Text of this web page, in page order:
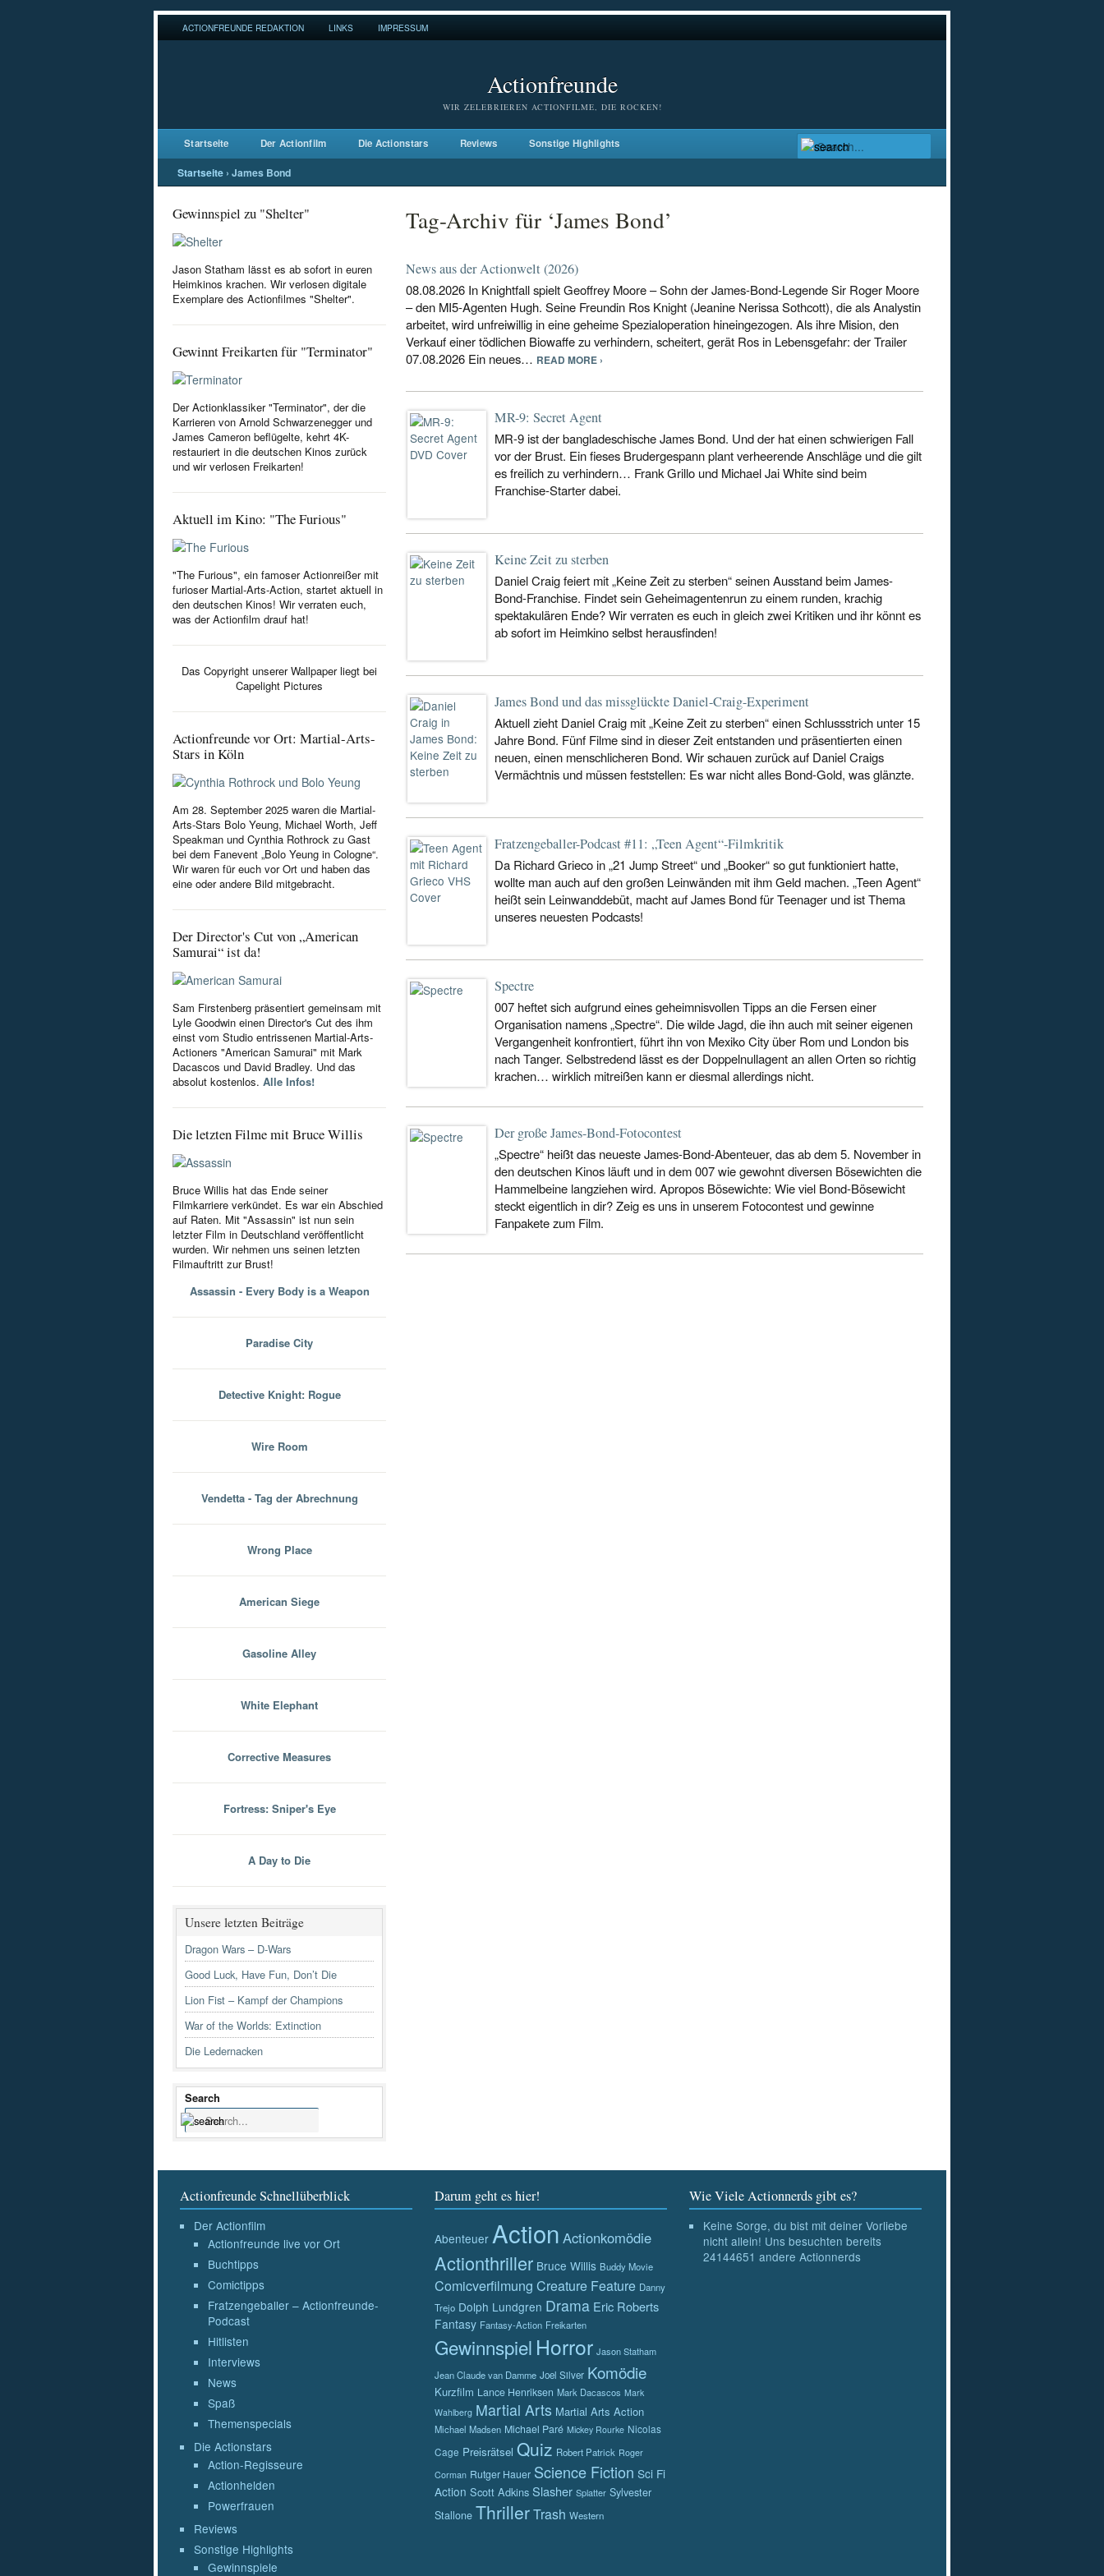
ACTIONFREUNDE REDAKTION LINKS IMPRESSUM
Actionfreunde
WIR ZELEBRIEREN ACTIONFILME, DIE ROCKEN!
Startseite Der Actionfilm Die Actionstars Reviews Sonstige Highlights
Startseite › James Bond
Gewinnspiel zu "Shelter"
Jason Statham lässt es ab sofort in euren
Heimkinos krachen. Wir verlosen digitale
Exemplare des Actionfilmes "Shelter".
Gewinnt Freikarten für "Terminator"
Der Actionklassiker "Terminator", der die
Karrieren von Arnold Schwarzenegger und
James Cameron beflügelte, kehrt 4K-
restauriert in die deutschen Kinos zurück
und wir verlosen Freikarten!
Aktuell im Kino: "The Furious"
"The Furious", ein famoser Actionreißer mit
furioser Martial-Arts-Action, startet aktuell in
den deutschen Kinos! Wir verraten euch,
was der Actionfilm drauf hat!
Das Copyright unserer Wallpaper liegt bei
Capelight Pictures
Actionfreunde vor Ort: Martial-Arts-
Stars in Köln
Am 28. September 2025 waren die Martial-
Arts-Stars Bolo Yeung, Michael Worth, Jeff
Speakman und Cynthia Rothrock zu Gast
bei dem Fanevent „Bolo Yeung in Cologne“.
Wir waren für euch vor Ort und haben das
eine oder andere Bild mitgebracht.
Der Director's Cut von „American
Samurai“ ist da!
Sam Firstenberg präsentiert gemeinsam mit
Lyle Goodwin einen Director's Cut des ihm
einst vom Studio entrissenen Martial-Arts-
Actioners "American Samurai" mit Mark
Dacascos und David Bradley. Und das
absolut kostenlos. Alle Infos!
Die letzten Filme mit Bruce Willis
Bruce Willis hat das Ende seiner
Filmkarriere verkündet. Es war ein Abschied
auf Raten. Mit "Assassin" ist nun sein
letzter Film in Deutschland veröffentlicht
wurden. Wir nehmen uns seinen letzten
Filmauftritt zur Brust!
Assassin - Every Body is a Weapon
Paradise City
Detective Knight: Rogue
Wire Room
Vendetta - Tag der Abrechnung
Wrong Place
American Siege
Gasoline Alley
White Elephant
Corrective Measures
Fortress: Sniper's Eye
A Day to Die
Unsere letzten Beiträge
Dragon Wars – D-Wars
Good Luck, Have Fun, Don’t Die
Lion Fist – Kampf der Champions
War of the Worlds: Extinction
Die Ledernacken
Search
Tag-Archiv für ‘James Bond’
News aus der Actionwelt (2026)
08.08.2026 In Knightfall spielt Geoffrey Moore – Sohn der James-Bond-Legende Sir Roger Moore
– den MI5-Agenten Hugh. Seine Freundin Ros Knight (Jeanine Nerissa Sothcott), die als Analystin
arbeitet, wird unfreiwillig in eine geheime Spezialoperation hineingezogen. Als ihre Mision, den
Verkauf einer tödlichen Biowaffe zu verhindern, scheitert, gerät Ros in Lebensgefahr: der Trailer
07.08.2026 Ein neues… READ MORE ›
MR-9: Secret Agent
MR-9 ist der bangladeschische James Bond. Und der hat einen schwierigen Fall
vor der Brust. Ein fieses Brudergespann plant verheerende Anschläge und die gilt
es freilich zu verhindern… Frank Grillo und Michael Jai White sind beim
Franchise-Starter dabei.
Keine Zeit zu sterben
Daniel Craig feiert mit „Keine Zeit zu sterben“ seinen Ausstand beim James-
Bond-Franchise. Findet sein Geheimagentenrun zu einem runden, krachig
spektakulären Ende? Wir verraten es euch in gleich zwei Kritiken und ihr könnt es
ab sofort im Heimkino selbst herausfinden!
James Bond und das missglückte Daniel-Craig-Experiment
Aktuell zieht Daniel Craig mit „Keine Zeit zu sterben“ einen Schlussstrich unter 15
Jahre Bond. Fünf Filme sind in dieser Zeit entstanden und präsentierten einen
neuen, einen menschlicheren Bond. Wir schauen zurück auf Daniel Craigs
Vermächtnis und müssen feststellen: Es war nicht alles Bond-Gold, was glänzte.
Fratzengeballer-Podcast #11: „Teen Agent“-Filmkritik
Da Richard Grieco in „21 Jump Street“ und „Booker“ so gut funktioniert hatte,
wollte man auch auf den großen Leinwänden mit ihm Geld machen. „Teen Agent“
heißt sein Leinwanddebüt, macht auf James Bond für Teenager und ist Thema
unseres neuesten Podcasts!
Spectre
007 heftet sich aufgrund eines geheimnisvollen Tipps an die Fersen einer
Organisation namens „Spectre“. Die wilde Jagd, die ihn auch mit seiner eigenen
Vergangenheit konfrontiert, führt ihn von Mexiko City über Rom und London bis
nach Tanger. Selbstredend lässt es der Doppelnullagent an allen Orten so richtig
krachen… wirklich mitreißen kann er diesmal allerdings nicht.
Der große James-Bond-Fotocontest
„Spectre“ heißt das neueste James-Bond-Abenteuer, das ab dem 5. November in
den deutschen Kinos läuft und in dem 007 wie gewohnt diversen Bösewichten die
Hammelbeine langziehen wird. Apropos Bösewichte: Wie viel Bond-Bösewicht
steckt eigentlich in dir? Zeig es uns in unserem Fotocontest und gewinne
Fanpakete zum Film.
Actionfreunde Schnellüberblick
Der Actionfilm
Actionfreunde live vor Ort
Buchtipps
Comictipps
Fratzengeballer – Actionfreunde-
Podcast
Hitlisten
Interviews
News
Spaß
Themenspecials
Die Actionstars
Action-Regisseure
Actionhelden
Powerfrauen
Reviews
Sonstige Highlights
Gewinnspiele
Darum geht es hier!
Abenteuer Action Actionkomödie
Actionthriller Bruce Willis Buddy Movie
Comicverfilmung Creature Feature Danny
Trejo Dolph Lundgren Drama Eric Roberts
Fantasy Fantasy-Action Freikarten
Gewinnspiel Horror Jason Statham
Jean Claude van Damme Joel Silver Komödie
Kurzfilm Lance Henriksen Mark Dacascos Mark
Wahlberg Martial Arts Martial Arts Action
Michael Madsen Michael Paré Mickey Rourke Nicolas
Cage Preisrätsel Quiz Robert Patrick Roger
Corman Rutger Hauer Science Fiction Sci Fi
Action Scott Adkins Slasher Splatter Sylvester
Stallone ThrillerTrash Western
Wie Viele Actionnerds gibt es?
Keine Sorge, du bist mit deiner Vorliebe
nicht allein! Uns besuchten bereits
24144651 andere Actionnerds